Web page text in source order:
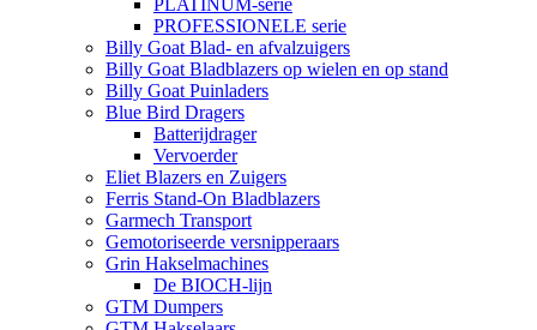
PROFESSIONELE serie
Billy Goat Blad- en afvalzuigers
Billy Goat Bladblazers op wielen en op stand
Billy Goat Puinladers
Blue Bird Dragers
Batterijdrager
Vervoerder
Eliet Blazers en Zuigers
Ferris Stand-On Bladblazers
Garmech Transport
Gemotoriseerde versnipperaars
Grin Hakselmachines
De BIOCH-lijn
GTM Dumpers